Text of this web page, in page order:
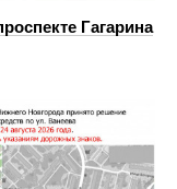
Гагарина